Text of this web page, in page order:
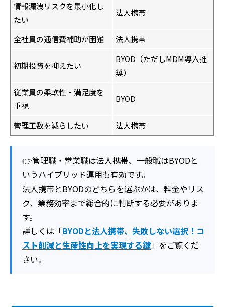
情報漏洩リスクを最小化し
たい
法人携帯
全社員の通信費補助が困難 法人携帯
初期投資を抑えたい
BYOD（ただしMDM導入推
奨）
従業員の柔軟性・満足度を
重視
BYOD
管理工数を減らしたい 法人携帯
👉管理職・営業職は法人携帯、一般職はBYODと
いうハイブリッド運用も有効です。
法人携帯とBYODのどちらを選ぶかは、料金やリス
ク、業務効率まで総合的に判断する必要がありま
す。
詳しくは「BYODと法人携帯、失敗しない選択！コ
スト削減と生産性向上を実現する鍵」をご覧くだ
さい。